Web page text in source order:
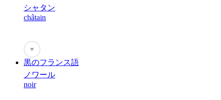
シャタン
châtain
♥
黒のフランス語
ノワール
noir